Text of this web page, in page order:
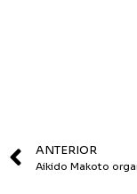
ANTERIOR